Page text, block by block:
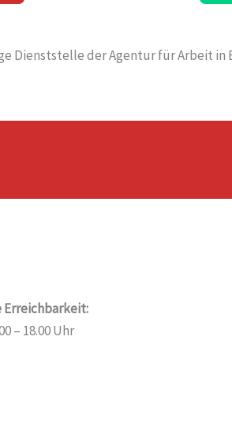
Dienststelle der Agentur für Arbeit
Erreichbarkeit:
– 18.00 Uhr